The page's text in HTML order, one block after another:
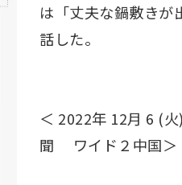
は「丈夫な鍋敷きが
話した。
＜ 2022年 12月 6 (
聞 ワイド２中国＞